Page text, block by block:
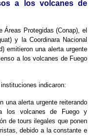
a los volcanes de
Áreas Protegidas (Conap), el
y la Coordinara Nacional
emitieron una alerta urgente
a los volcanes de Fuego
indicaron:
una alerta urgente reiterando
los volcanes de Fuego y
de tours ilegales que ponen
debido a la constante e